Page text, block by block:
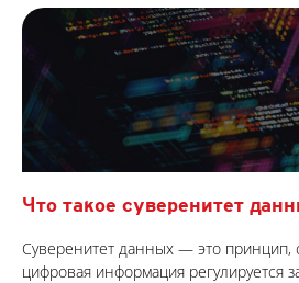
Что такое суверенитет
Суверенитет данных — это принцип,
цифровая информация регулируется